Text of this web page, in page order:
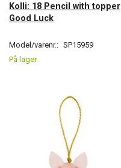
Kolli: 18 Pencil with topper
Good Luck
Model/varenr.: SP15959
På lager